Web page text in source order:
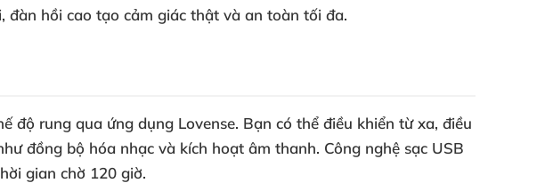
đàn hồi cao tạo cảm giác thật và an toàn tối đa.
độ rung qua ứng dụng Lovense. Bạn có thể điều khiển từ xa, điều
đồng bộ hóa nhạc và kích hoạt âm thanh. Công nghệ sạc USB
gian chờ 120 giờ.